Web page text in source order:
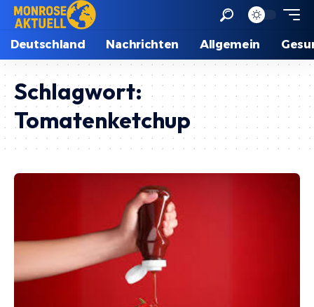
Deutschland Nachrichten Allgemein
Schlagwort:
Tomatenketchup